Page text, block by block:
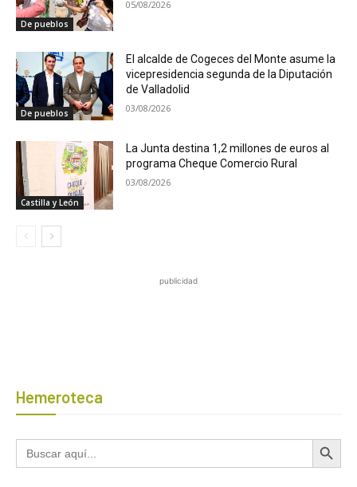
De pueblos
05/08/2026
De pueblos
El alcalde de Cogeces del Monte asume la
vicepresidencia segunda de la Diputación
de Valladolid
03/08/2026
Castilla y León
La Junta destina 1,2 millones de euros al
programa Cheque Comercio Rural
03/08/2026
publicidad
Hemeroteca
Buscar: Botón de